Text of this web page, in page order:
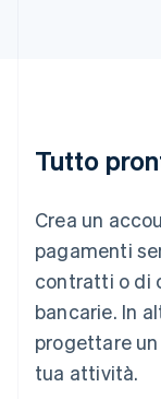
Tutto
Crea un
pagamenti
contratti o di
bancarie. In
progettare
tua attività.
Lettonia
English
DeutschEnglish
Lituania
Français
Malaysia
English 简体中文
Malta